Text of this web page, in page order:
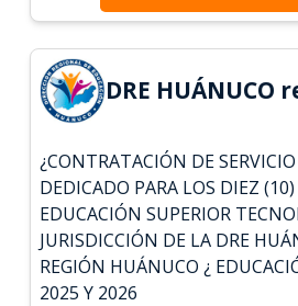
DRE HUÁNUCO
¿CONTRATACIÓN DE
DEDICADO PARA LOS DIEZ
EDUCACIÓN SUPERIOR
JURISDICCIÓN DE LA DRE
REGIÓN HUÁNUCO ¿
2025 Y 2026